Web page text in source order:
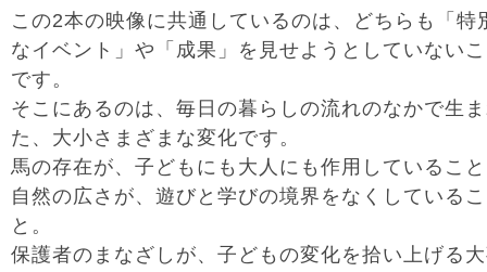
この2本の映像に共通しているのは、どちらも「特
なイベント」や「成果」を見せようとしていない
です。
そこにあるのは、毎日の暮らしの流れのなかで生
た、大小さまざまな変化です。
馬の存在が、子どもにも大人にも作用しているこ
自然の広さが、遊びと学びの境界をなくしているこ
と。
保護者のまなざしが、子どもの変化を拾い上げる